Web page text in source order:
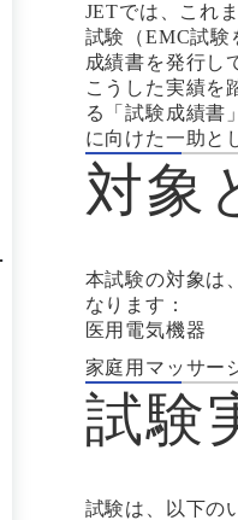
JETでは、これ
試験（EMC試験
成績書を発行し
こうした実績を
る「試験成績書
に向けた一助と
対象
本試験の対象は
なります：
医用電気機器
家庭用マッサー
試験
試験は、以下の